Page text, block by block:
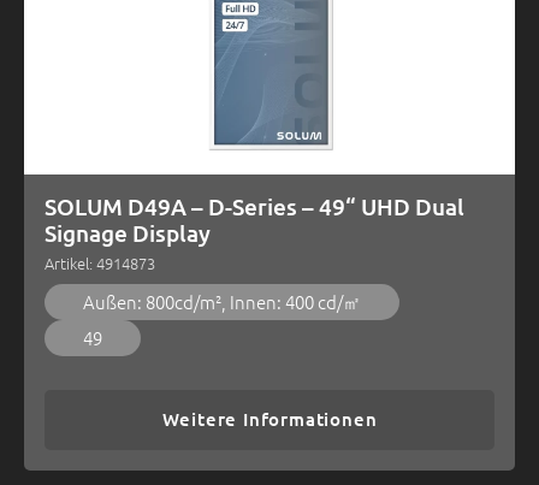
SOLUM D49A – D-Series – 49“ UHD Dual
Signage Display
Artikel: 4914873
Außen: 800cd/m², Innen: 400 cd/㎡
49
Weitere Informationen